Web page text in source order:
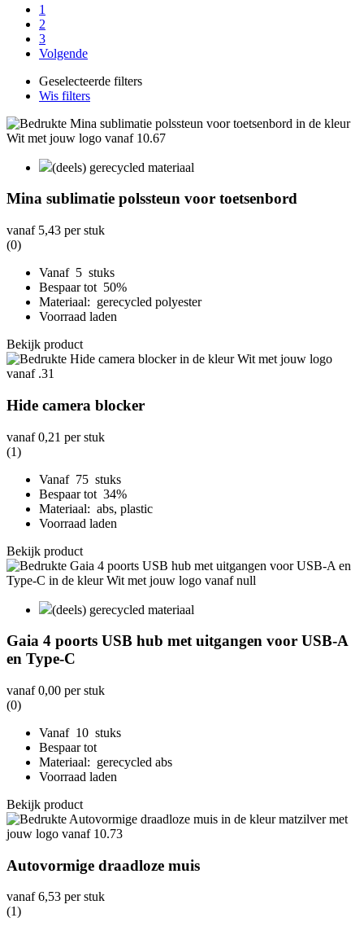
1
2
3
Volgende
Geselecteerde filters
Wis filters
(deels) gerecycled materiaal
Mina sublimatie polssteun voor toetsenbord
vanaf 5,43 per stuk
(0)
Vanaf 5 stuks
Bespaar tot 50%
Materiaal: gerecycled polyester
Voorraad laden
Bekijk product
Hide camera blocker
vanaf0,21 per stuk
(1)
Vanaf 75 stuks
Bespaar tot 34%
Materiaal: abs, plastic
Voorraad laden
Bekijk product
(deels) gerecycled materiaal
Gaia 4 poorts USB hub met uitgangen voor USB-A
en Type-C
vanaf0,00 per stuk
(0)
Vanaf 10 stuks
Bespaar tot
Materiaal: gerecycled abs
Voorraad laden
Bekijk product
Autovormige draadloze muis
vanaf6,53 per stuk
(1)